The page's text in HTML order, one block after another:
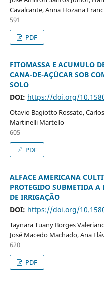
Cavalcante, Anna Hozana
591
PDF
FITOMASSA E ACUMULO
CANA-DE-AÇÚCAR SOB
SOLO
DOI: https://doi.org/
Otavio Bagiotto Rossato,
Martinelli Martello
605
PDF
ALFACE AMERICANA
PROTEGIDO SUBMETIDA A
DE IRRIGAÇÃO
DOI: https://doi.org/
Taynara Tuany Borges
José Macedo Machado, Ana
620
PDF